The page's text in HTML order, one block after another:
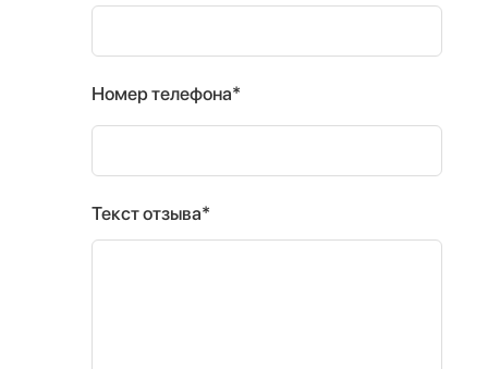
Номер телефона*
Текст отзыва*